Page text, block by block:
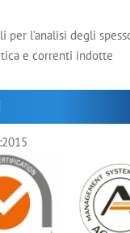
l’analisi degli
e correnti indotte